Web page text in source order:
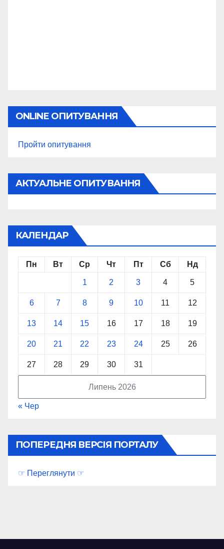
ONLINE ОПИТУВАННЯ
Пройти опитування
АКТУАЛЬНЕ ОПИТУВАННЯ
КАЛЕНДАР
Липень 2026
Пн Вт Ср Чт Пт Сб Нд
1 2 3 4 5
6 7 8 9 10 11 12
13 14 15 16 17 18 19
20 21 22 23 24 25 26
27 28 29 30 31
« Чер
ПОПЕРЕДНЯ ВЕРСІЯ ПОРТАЛУ
☞ Переглянути ☞